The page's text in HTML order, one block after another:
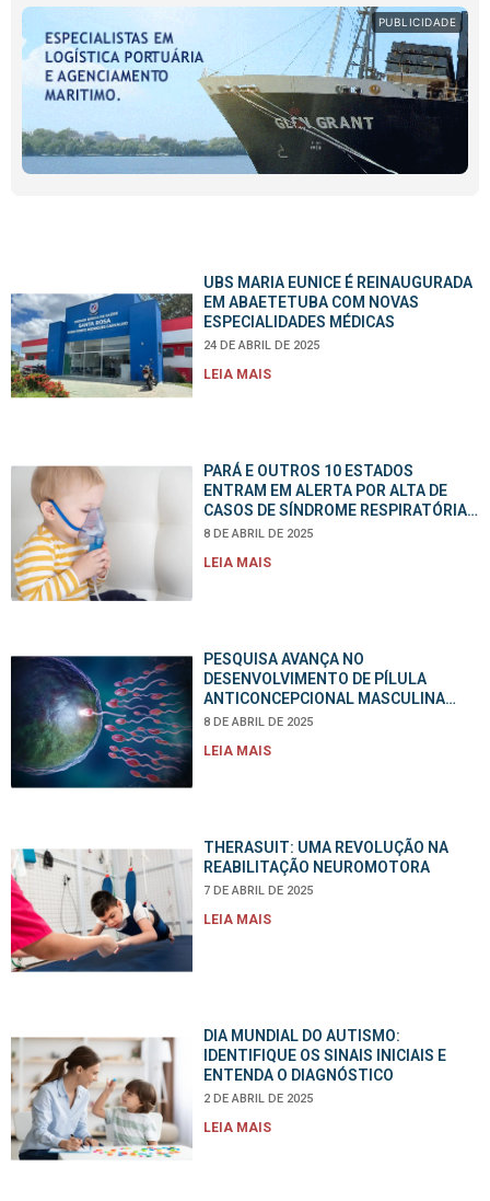
PUBLICIDADE
UBS MARIA EUNICE É REINAUGURADA
EM ABAETETUBA COM NOVAS
ESPECIALIDADES MÉDICAS
24 DE ABRIL DE 2025
LEIA MAIS
PARÁ E OUTROS 10 ESTADOS
ENTRAM EM ALERTA POR ALTA DE
CASOS DE SÍNDROME RESPIRATÓRIA
GRAVE EM CRIANÇAS
8 DE ABRIL DE 2025
LEIA MAIS
PESQUISA AVANÇA NO
DESENVOLVIMENTO DE PÍLULA
ANTICONCEPCIONAL MASCULINA
SEM HORMÔNIOS
8 DE ABRIL DE 2025
LEIA MAIS
THERASUIT: UMA REVOLUÇÃO NA
REABILITAÇÃO NEUROMOTORA
7 DE ABRIL DE 2025
LEIA MAIS
DIA MUNDIAL DO AUTISMO:
IDENTIFIQUE OS SINAIS INICIAIS E
ENTENDA O DIAGNÓSTICO
2 DE ABRIL DE 2025
LEIA MAIS